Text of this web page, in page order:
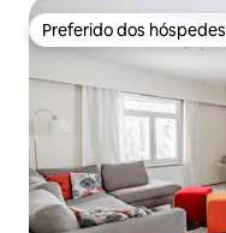
Preferido dos hóspedes
Preferido dos hóspedes